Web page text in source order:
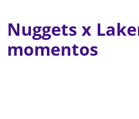
Nuggets x
momentos